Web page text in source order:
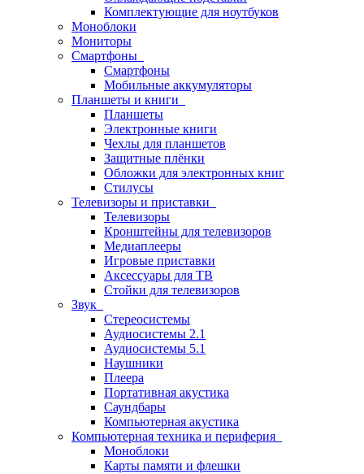
Комплектующие для ноутбуков
Моноблоки
Мониторы
Смартфоны
Смартфоны
Мобильные аккумуляторы
Планшеты и книги
Планшеты
Электронные книги
Чехлы для планшетов
Защитные плёнки
Обложки для электронных книг
Стилусы
Телевизоры и приставки
Телевизоры
Кронштейны для телевизоров
Медиаплееры
Игровые приставки
Аксессуары для ТВ
Стойки для телевизоров
Звук
Стереосистемы
Аудиосистемы 2.1
Аудиосистемы 5.1
Наушники
Плеера
Портативная акустика
Саундбары
Компьютерная акустика
Компьютерная техника и периферия
Моноблоки
Карты памяти и флешки